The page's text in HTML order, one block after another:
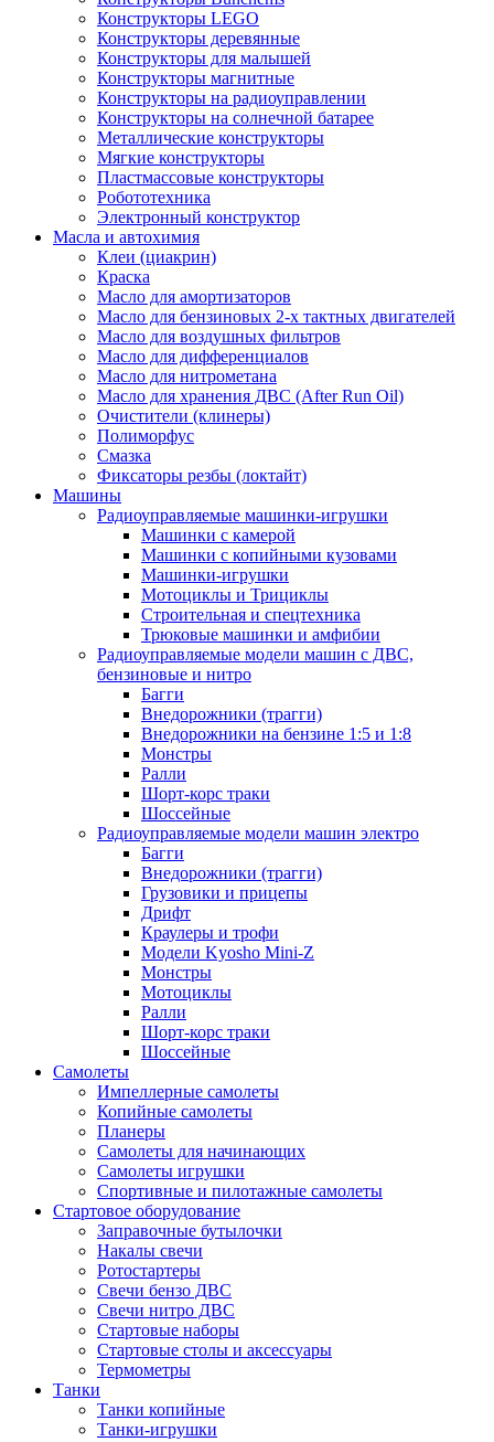
Конструкторы LEGO
Конструкторы деревянные
Конструкторы для малышей
Конструкторы магнитные
Конструкторы на радиоуправлении
Конструкторы на солнечной батарее
Металлические конструкторы
Мягкие конструкторы
Пластмассовые конструкторы
Робототехника
Электронный конструктор
Масла и автохимия
Клеи (циакрин)
Краска
Масло для амортизаторов
Масло для бензиновых 2-х тактных двигателей
Масло для воздушных фильтров
Масло для дифференциалов
Масло для нитрометана
Масло для хранения ДВС (After Run Oil)
Очистители (клинеры)
Полиморфус
Смазка
Фиксаторы резбы (локтайт)
Машины
Радиоуправляемые машинки-игрушки
Машинки с камерой
Машинки с копийными кузовами
Машинки-игрушки
Мотоциклы и Трициклы
Строительная и спецтехника
Трюковые машинки и амфибии
Радиоуправляемые модели машин с ДВС,
бензиновые и нитро
Багги
Внедорожники (трагги)
Внедорожники на бензине 1:5 и 1:8
Монстры
Ралли
Шорт-корс траки
Шоссейные
Радиоуправляемые модели машин электро
Багги
Внедорожники (трагги)
Грузовики и прицепы
Дрифт
Краулеры и трофи
Модели Kyosho Mini-Z
Монстры
Мотоциклы
Ралли
Шорт-корс траки
Шоссейные
Самолеты
Импеллерные самолеты
Копийные самолеты
Планеры
Самолеты для начинающих
Самолеты игрушки
Спортивные и пилотажные самолеты
Стартовое оборудование
Заправочные бутылочки
Накалы свечи
Ротостартеры
Свечи бензо ДВС
Свечи нитро ДВС
Стартовые наборы
Стартовые столы и аксессуары
Термометры
Танки
Танки копийные
Танки-игрушки